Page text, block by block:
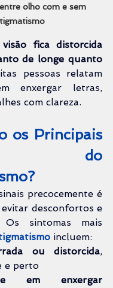
olho com e sem
fica distorcida
de longe quanto
pessoas relatam
enxergar letras,
com clareza.
os Principais
do
precocemente é
evitar desconfortos e
Os sintomas mais
incluem:
ou distorcida,
e perto
em enxergar